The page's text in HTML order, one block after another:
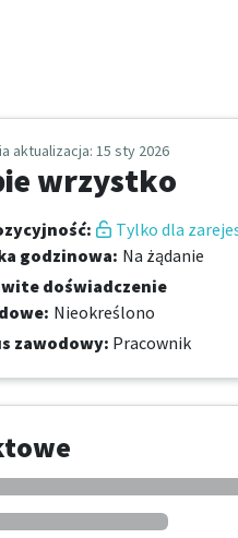
aktualizacja: 15 sty 2026
wrzystko
:
Tylko dla
godzinowa: Na żądanie
doświadczenie
: Nieokreślono
zawodowy: Pracownik